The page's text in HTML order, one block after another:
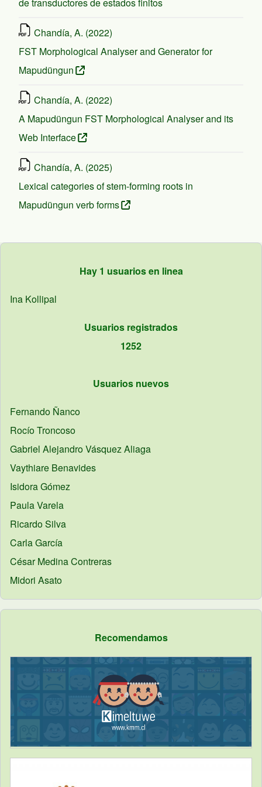
de transductores de estados finitos
Chandía, A. (2022)
FST Morphological Analyser and Generator for
Mapudüngun
Chandía, A. (2022)
A Mapudüngun FST Morphological Analyser and its
Web Interface
Chandía, A. (2025)
Lexical categories of stem-forming roots in
Mapudüngun verb forms
Hay 1 usuarios en linea
Ina Kollipal
Usuarios registrados
1252
Usuarios nuevos
Fernando Ñanco
RocíoTroncoso
Gabriel AlejandroVásquez Aliaga
Vaythiare Benavides
IsidoraGómez
PaulaVarela
RicardoSilva
CarlaGarcía
César Medina Contreras
Midori Asato
Recomendamos